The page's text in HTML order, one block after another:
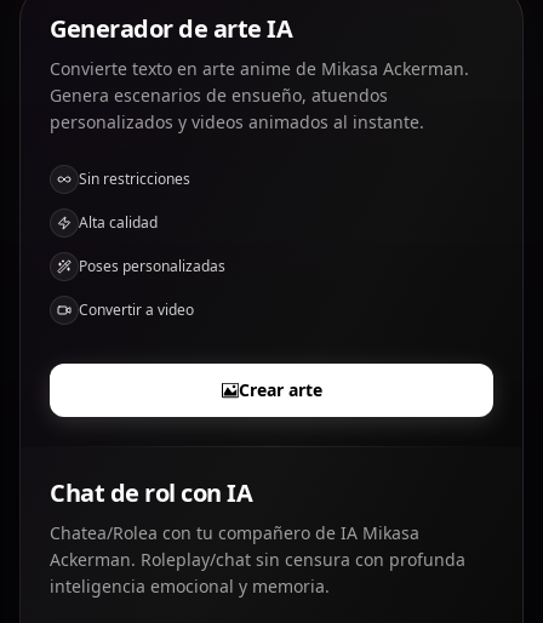
Generador de arte IA
Convierte texto en arte anime de Mikasa Ackerman.
Genera escenarios de ensueño, atuendos
personalizados y videos animados al instante.
Sin restricciones
Alta calidad
Poses personalizadas
Convertir a video
Crear arte
Chat de rol con IA
Chatea/Rolea con tu compañero de IA Mikasa
Ackerman. Roleplay/chat sin censura con profunda
inteligencia emocional y memoria.